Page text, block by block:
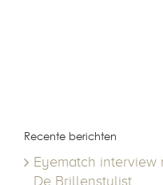
Recente berichten
Eyematch interview
De Brillenstylist